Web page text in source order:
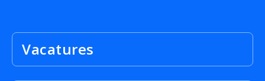
Vacatures